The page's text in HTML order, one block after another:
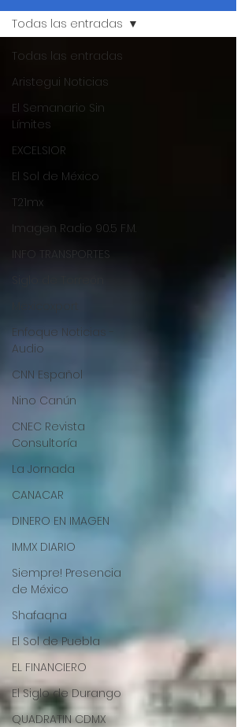
Todas las entradas
Aristegui Noticias
El Semanario Sin
Límites
EXCELSIOR
El Sol de México
T21mx
Imagen Radio 90.5 F.M.
INFO TRANSPORTES
Enfoque Noticias -
Audio
CNN Español
Nino Canún
CNEC Revista
Consultoría
La Jornada
CANACAR
DINERO EN IMAGEN
IMMX DIARIO
Siempre! Presencia
de México
Shafaqna
El Sol de Puebla
EL FINANCIERO
El Siglo de Durango
QUADRATIN CDMX
Todas las entradas